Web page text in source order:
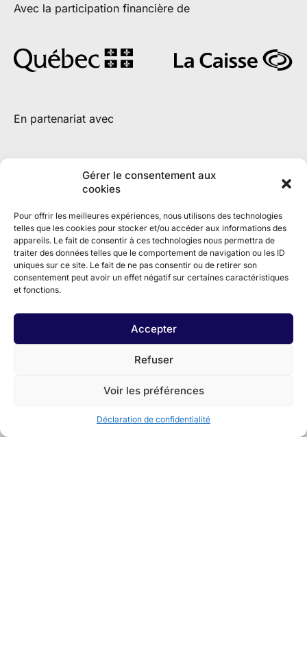
Gérer le consentement aux
cookies
Pour offrir les meilleures expériences, nous utilisons des technologies
telles que les cookies pour stocker et/ou accéder aux informations des
appareils. Le fait de consentir à ces technologies nous permettra de
traiter des données telles que le comportement de navigation ou les ID
uniques sur ce site. Le fait de ne pas consentir ou de retirer son
consentement peut avoir un effet négatif sur certaines caractéristiques
et fonctions.
Accepter
Refuser
Voir les préférences
Déclaration de confidentialité
Avec la participation financière de
En partenariat avec